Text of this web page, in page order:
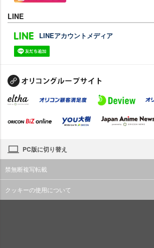
LINE
LINEアカウントメディア
PC版に切り替え
禁無断複写転載
クッキーの使用について